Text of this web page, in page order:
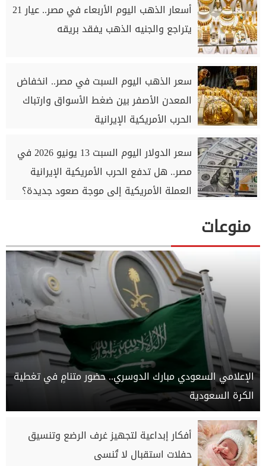
أسعار الذهب اليوم الأربعاء في مصر.. عيار 21
يتراجع والجنيه الذهب يفقد بريقه
سعر الذهب اليوم السبت في مصر.. انخفاض
المعدن الأصفر بين ضغط الأسواق وارتباك
الحرب الأمريكية الإيرانية
سعر الدولار اليوم السبت 13 يونيو 2026 في
مصر.. هل تدفع الحرب الأمريكية الإيرانية
العملة الأمريكية إلى موجة صعود جديدة؟
منوعات
الإعلامي السعودي مبارك الدوسري.. حضور متنامٍ في تغطية
الكرة السعودية
أفكار إبداعية لتجهيز غرف الرضع وتنسيق
حفلات استقبال لا تُنسى